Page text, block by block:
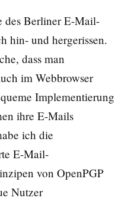
des Berliner E-Mail-
hin- und hergerissen.
dass man
im Webbrowser
Implementierung
ihre E-Mails
ich die
E-Mail-
von OpenPGP
Nutzer